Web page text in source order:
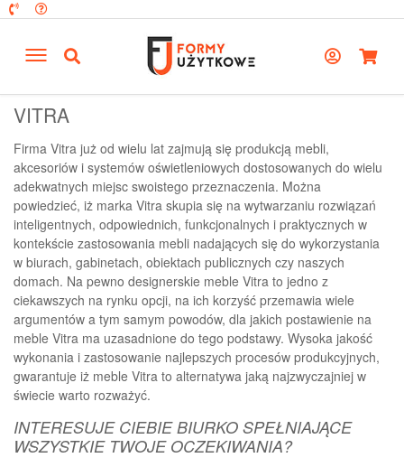
VITRA
Firma Vitra już od wielu lat zajmują się produkcją mebli,
akcesoriów i systemów oświetleniowych dostosowanych do wielu
adekwatnych miejsc swoistego przeznaczenia. Można
powiedzieć, iż marka Vitra skupia się na wytwarzaniu rozwiązań
inteligentnych, odpowiednich, funkcjonalnych i praktycznych w
kontekście zastosowania mebli nadających się do wykorzystania
w biurach, gabinetach, obiektach publicznych czy naszych
domach. Na pewno designerskie meble Vitra to jedno z
ciekawszych na rynku opcji, na ich korzyść przemawia wiele
argumentów a tym samym powodów, dla jakich postawienie na
meble Vitra ma uzasadnione do tego podstawy. Wysoka jakość
wykonania i zastosowanie najlepszych procesów produkcyjnych,
gwarantuje iż meble Vitra to alternatywa jaką najzwyczajniej w
świecie warto rozważyć.
INTERESUJE CIEBIE BIURKO SPEŁNIAJĄCE
WSZYSTKIE TWOJE OCZEKIWANIA?